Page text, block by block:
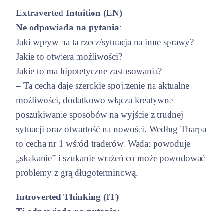
Extraverted Intuition (EN)
Ne odpowiada na pytania:
Jaki wpływ na ta rzecz/sytuacja na inne sprawy?
Jakie to otwiera możliwości?
Jakie to ma hipotetyczne zastosowania?
– Ta cecha daje szerokie spojrzenie na aktualne
możliwości, dodatkowo włącza kreatywne
poszukiwanie sposobów na wyjście z trudnej
sytuacji oraz otwartość na nowości. Według Tharpa
to cecha nr 1 wśród traderów. Wada: powoduje
„skakanie” i szukanie wrażeń co może powodować
problemy z grą długoterminową.
Introverted Thinking (IT)